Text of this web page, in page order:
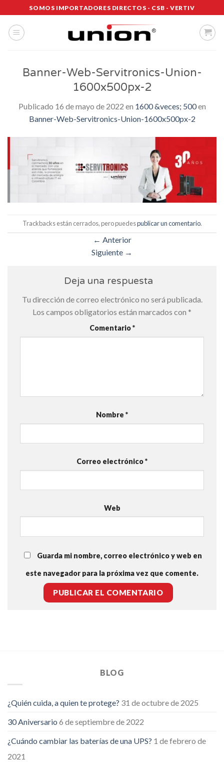
al
contenido
SOMOS IMPORTADORES DIRECTOS - CSB - VERTIV
Banner-Web-Servitronics-Union-
1600x500px-2
Publicado 16 de mayo de 2022 en 1600 &veces; 500en
Banner-Web-Servitronics-Union-1600x500px-2
Trackbacks están cerrados, pero puedespublicar un comentario.
← Anterior
Siguiente →
Deja una respuesta
Tu dirección de correo electrónico no será publicada.
Los campos obligatorios están marcados con *
Comentario*
Nombre *
Correo electrónico*
Web
Guarda mi nombre, correo electrónico y web en
este navegador para la próxima vez que comente.
BLOG
¿Quién cuida, a quien te protege? 31 de octubre de 2025
30 Aniversario 6 de septiembre de 2022
¿Cuándo cambiar las baterías de una UPS? 1 de febrero de
2021